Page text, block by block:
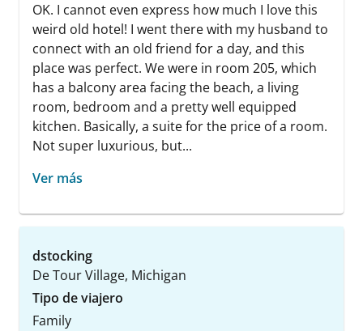
OK. I cannot even express how much I love this
weird old hotel! I went there with my husband to
connect with an old friend for a day, and this
place was perfect. We were in room 205, which
has a balcony area facing the beach, a living
room, bedroom and a pretty well equipped
kitchen. Basically, a suite for the price of a room.
Not super luxurious, but...
Ver más
dstocking
De Tour Village, Michigan
Tipo de viajero
Family